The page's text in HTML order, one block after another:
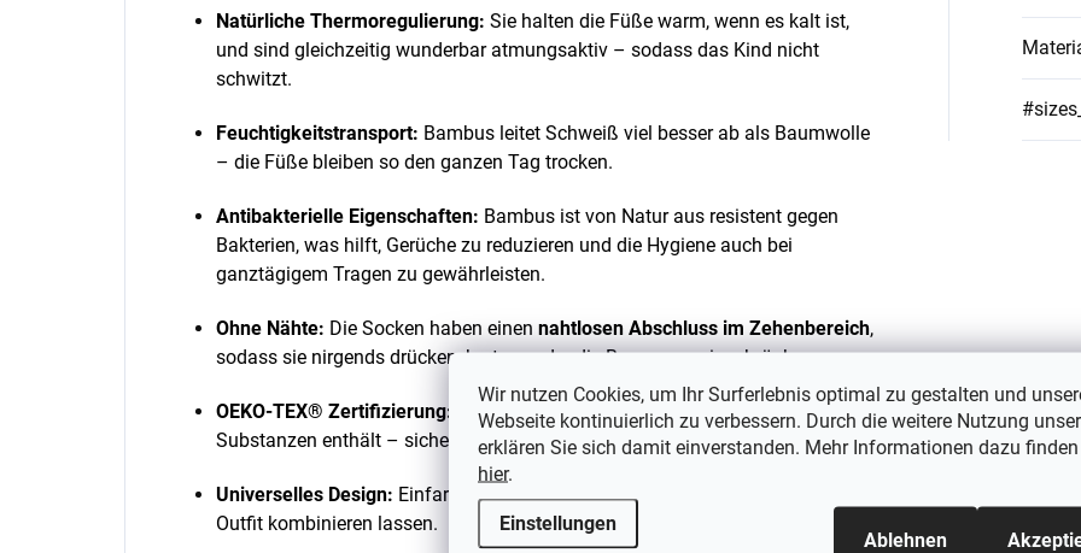
Wir nutzen Cookies, um Ihr Surferlebnis optimal zu gestalten und
Webseite kontinuierlich zu verbessern. Durch die weitere Nutzung
erklären Sie sich damit einverstanden. Mehr Informationen dazu
hier.
Einstellungen
Ablehnen
Natürliche Thermoregulierung: Sie halten die Füße warm, wenn es kalt ist,
und sind gleichzeitig wunderbar atmungsaktiv – sodass das Kind nicht
schwitzt.
Feuchtigkeitstransport: Bambus leitet Schweiß viel besser ab als Baumwolle
– die Füße bleiben so den ganzen Tag trocken.
Antibakterielle Eigenschaften: Bambus ist von Natur aus resistent gegen
Bakterien, was hilft, Gerüche zu reduzieren und die Hygiene auch bei
ganztägigem Tragen zu gewährleisten.
Ohne Nähte: Die Socken haben einen nahtlosen Abschluss im Zehenbereich,
sodass sie nirgends drücken, kratzen oder die Bewegung einschränken.
OEKO-TEX® Zertifizierung:
Garantiert, dass das Material keine schädlichen
Substanzen enthält – sicher auch für die kleinsten Kinder.
Universelles Design: Einfarbige, sanfte Farbtöne, die sich leicht mit jedem
Outfit kombinieren lassen.